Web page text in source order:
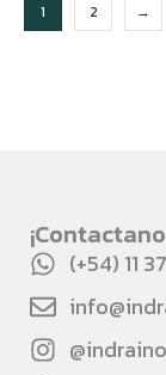
1 2 →
(+54) 11